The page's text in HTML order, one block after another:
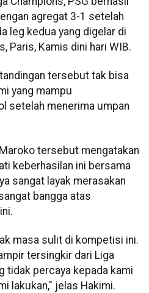
agregat 3-1 setelah
leg kedua yang digelar di
Paris, Kamis dini hari WIB.
tersebut tak bisa
yang mampu
setelah menerima umpan
tersebut mengatakan
keberhasilan ini bersama
sangat layak merasakan
bangga atas
masa sulit di kompetisi ini.
tersingkir dari Liga
tidak percaya kepada kami
lakukan," jelas Hakimi.